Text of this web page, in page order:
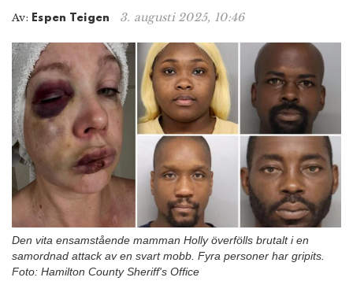
Av: Espen Teigen 3. augusti 2025, 10:46
Den vita ensamstående mamman Holly överfölls brutalt i en
samordnad attack av en svart mobb. Fyra personer har gripits.
Foto: Hamilton County Sheriff's Office